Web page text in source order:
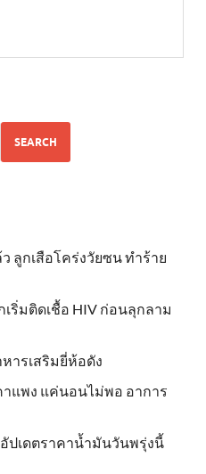
SEARCH
ลูกเสือโคร่งวัยซน ทำร้าย
ริ่มติดเชื้อ HIV ก่อนลุกลาม
ารเสริมยี่ห้อดัง
าแพง แค่นอนไม่พอ อาการ
ปเดตราคาน้ำมันวันพรุ่งนี้